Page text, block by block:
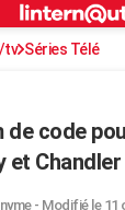
S'inscrire
Connexion
tv Séries Télé
de code
et Chandler
- Modifié le 11